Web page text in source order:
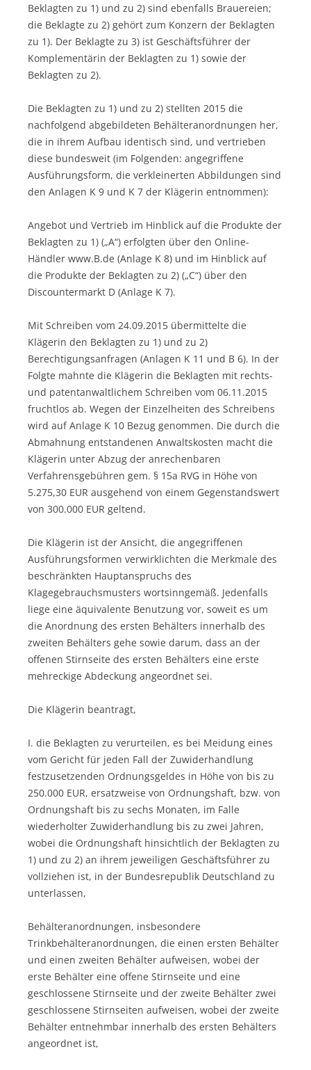
Beklagten zu 1) und zu 2) sind ebenfalls Brauereien;
die Beklagte zu 2) gehört zum Konzern der Beklagten
zu 1). Der Beklagte zu 3) ist Geschäftsführer der
Komplementärin der Beklagten zu 1) sowie der
Beklagten zu 2).
Die Beklagten zu 1) und zu 2) stellten 2015 die
nachfolgend abgebildeten Behälteranordnungen her,
die in ihrem Aufbau identisch sind, und vertrieben
diese bundesweit (im Folgenden: angegriffene
Ausführungsform, die verkleinerten Abbildungen sind
den Anlagen K 9 und K 7 der Klägerin entnommen):
Angebot und Vertrieb im Hinblick auf die Produkte der
Beklagten zu 1) („A“) erfolgten über den Online-
Händler www.B.de (Anlage K 8) und im Hinblick auf
die Produkte der Beklagten zu 2) („C“) über den
Discountermarkt D (Anlage K 7).
Mit Schreiben vom 24.09.2015 übermittelte die
Klägerin den Beklagten zu 1) und zu 2)
Berechtigungsanfragen (Anlagen K 11 und B 6). In der
Folgte mahnte die Klägerin die Beklagten mit rechts-
und patentanwaltlichem Schreiben vom 06.11.2015
fruchtlos ab. Wegen der Einzelheiten des Schreibens
wird auf Anlage K 10 Bezug genommen. Die durch die
Abmahnung entstandenen Anwaltskosten macht die
Klägerin unter Abzug der anrechenbaren
Verfahrensgebühren gem. § 15a RVG in Höhe von
5.275,30 EUR ausgehend von einem Gegenstandswert
von 300.000 EUR geltend.
Die Klägerin ist der Ansicht, die angegriffenen
Ausführungsformen verwirklichten die Merkmale des
beschränkten Hauptanspruchs des
Klagegebrauchsmusters wortsinngemäß. Jedenfalls
liege eine äquivalente Benutzung vor, soweit es um
die Anordnung des ersten Behälters innerhalb des
zweiten Behälters gehe sowie darum, dass an der
offenen Stirnseite des ersten Behälters eine erste
mehreckige Abdeckung angeordnet sei.
Die Klägerin beantragt,
I. die Beklagten zu verurteilen, es bei Meidung eines
vom Gericht für jeden Fall der Zuwiderhandlung
festzusetzenden Ordnungsgeldes in Höhe von bis zu
250.000 EUR, ersatzweise von Ordnungshaft, bzw. von
Ordnungshaft bis zu sechs Monaten, im Falle
wiederholter Zuwiderhandlung bis zu zwei Jahren,
wobei die Ordnungshaft hinsichtlich der Beklagten zu
1) und zu 2) an ihrem jeweiligen Geschäftsführer zu
vollziehen ist, in der Bundesrepublik Deutschland zu
unterlassen,
Behälteranordnungen, insbesondere
Trinkbehälteranordnungen, die einen ersten Behälter
und einen zweiten Behälter aufweisen, wobei der
erste Behälter eine offene Stirnseite und eine
geschlossene Stirnseite und der zweite Behälter zwei
geschlossene Stirnseiten aufweisen, wobei der zweite
Behälter entnehmbar innerhalb des ersten Behälters
angeordnet ist,